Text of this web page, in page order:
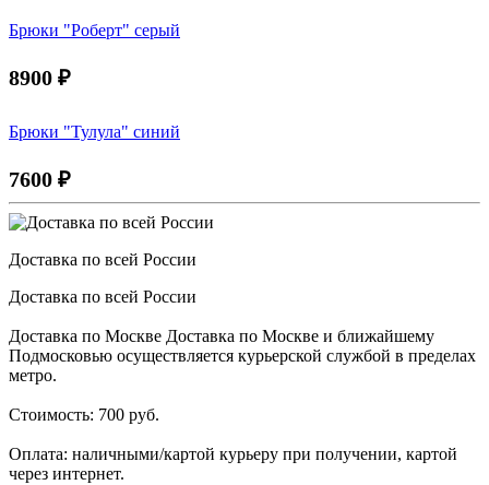
Брюки "Роберт" серый
8900 ₽
Брюки "Тулула" синий
7600 ₽
Доставка по всей России
Доставка по всей России
Доставка по Москве Доставка по Москве и ближайшему
Подмосковью осуществляется курьерской службой в пределах
метро.
Стоимость: 700 руб.
Оплата: наличными/картой курьеру при получении, картой
через интернет.